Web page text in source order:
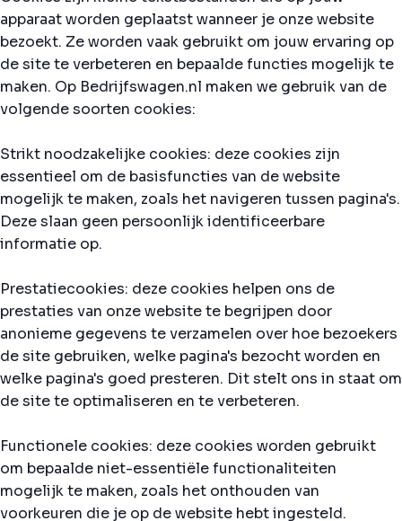
apparaat worden geplaatst wanneer je onze website
bezoekt. Ze worden vaak gebruikt om jouw ervaring op
de site te verbeteren en bepaalde functies mogelijk te
maken. Op Bedrijfswagen.nl maken we gebruik van de
volgende soorten cookies:
Strikt noodzakelijke cookies: deze cookies zijn
essentieel om de basisfuncties van de website
mogelijk te maken, zoals het navigeren tussen pagina's.
Deze slaan geen persoonlijk identificeerbare
informatie op.
Prestatiecookies: deze cookies helpen ons de
prestaties van onze website te begrijpen door
anonieme gegevens te verzamelen over hoe bezoekers
de site gebruiken, welke pagina's bezocht worden en
welke pagina's goed presteren. Dit stelt ons in staat om
de site te optimaliseren en te verbeteren.
Functionele cookies: deze cookies worden gebruikt
om bepaalde niet-essentiële functionaliteiten
mogelijk te maken, zoals het onthouden van
voorkeuren die je op de website hebt ingesteld.